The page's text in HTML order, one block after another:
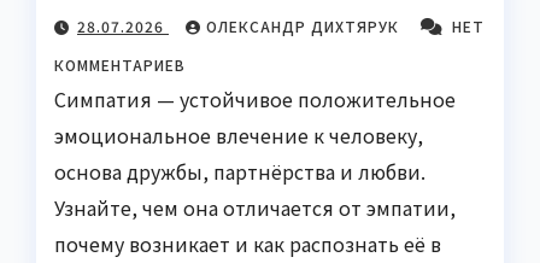
28.07.2026 ОЛЕКСАНДР ДИХТЯРУК
НЕТ
КОММЕНТАРИЕВ
Симпатия — устойчивое положительное
эмоциональное влечение к человеку,
основа дружбы, партнёрства и любви.
Узнайте, чем она отличается от эмпатии,
почему возникает и как распознать её в